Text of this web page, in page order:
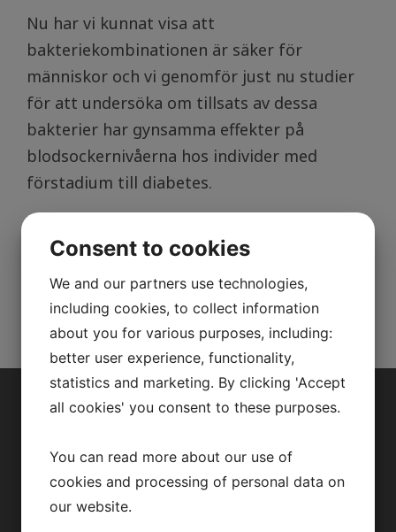
Nu har vi kunnat visa att
bakteriekombinationen är säker för
människor och vi genomför just nu studier
för att undersöka om tillsats av dessa
bakterier har gynsamma effekter på
blodsockernivåerna hos individer med
förstadium till diabetes.
Till
Vår forskning
Vi forskar här
Consent to cookies
We and our partners use technologies,
including cookies, to collect information
about you for various purposes, including:
better user experience, functionality,
statistics and marketing. By clicking 'Accept
all cookies' you consent to these purposes.
You can read more about our use of
cookies and processing of personal data on
our website.